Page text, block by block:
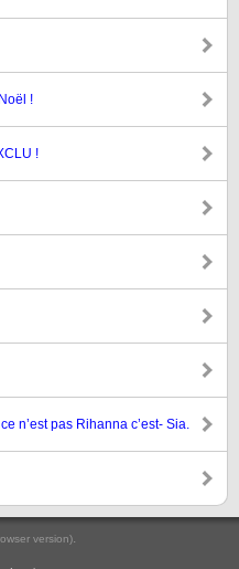
!
!
n’est pas Rihanna c’est- Sia.
version).